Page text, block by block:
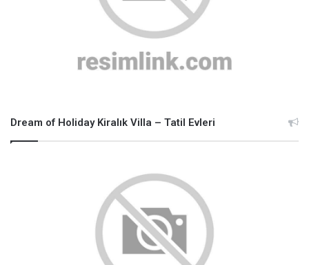
Dream of Holiday Kiralık Villa – Tatil Evleri